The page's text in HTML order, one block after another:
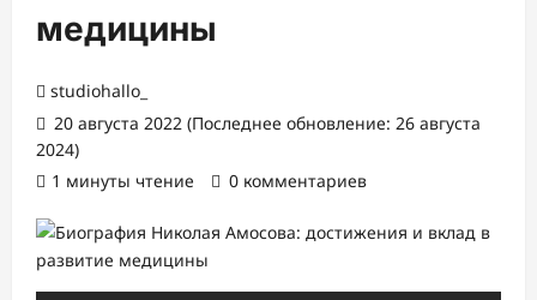
медицины
studiohallo_
20 августа 2022 (Последнее обновление: 26 августа
2024)
1 минуты чтение
0 комментариев